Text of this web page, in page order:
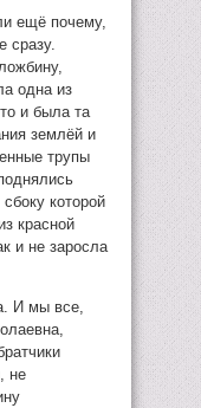
ещё почему,
сразу.
одна из
и была та
землёй и
трупы
которой
красной
и не заросла
И мы все,
не